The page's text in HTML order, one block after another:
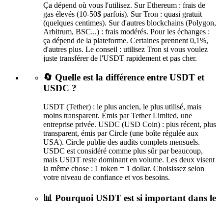
Ça dépend où vous l'utilisez. Sur Ethereum : frais de
gas élevés (10-50$ parfois). Sur Tron : quasi gratuit
(quelques centimes). Sur d'autres blockchains (Polygon,
Arbitrum, BSC...) : frais modérés. Pour les échanges :
ça dépend de la plateforme. Certaines prennent 0,1%,
d'autres plus. Le conseil : utilisez Tron si vous voulez
juste transférer de l'USDT rapidement et pas cher.
🔄 Quelle est la différence entre USDT et
USDC ?
USDT (Tether) : le plus ancien, le plus utilisé, mais
moins transparent. Émis par Tether Limited, une
entreprise privée. USDC (USD Coin) : plus récent, plus
transparent, émis par Circle (une boîte régulée aux
USA). Circle publie des audits complets mensuels.
USDC est considéré comme plus sûr par beaucoup,
mais USDT reste dominant en volume. Les deux visent
la même chose : 1 token = 1 dollar. Choisissez selon
votre niveau de confiance et vos besoins.
📊 Pourquoi USDT est si important dans le